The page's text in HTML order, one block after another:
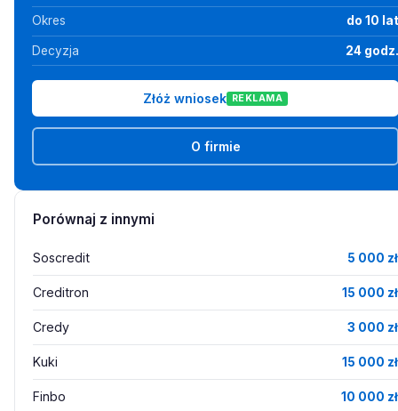
Okres do 10 lat
Decyzja 24 godz.
Złóż wniosek REKLAMA
O firmie
Porównaj z innymi
Soscredit 5 000 zł
Creditron 15 000 zł
Credy 3 000 zł
Kuki 15 000 zł
Finbo 10 000 zł